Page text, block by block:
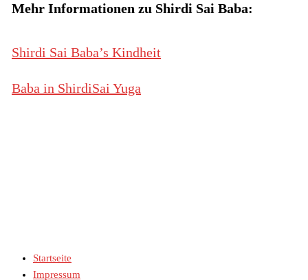
Mehr Informationen zu Shirdi Sai Baba:
Shirdi Sai Baba’s Kindheit
Baba in ShirdiSai Yuga
Startseite
Impressum